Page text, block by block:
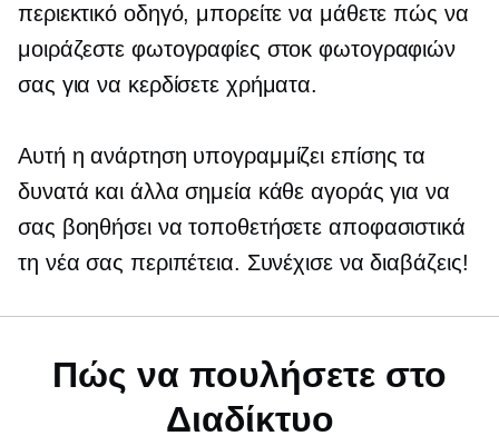
περιεκτικό οδηγό, μπορείτε να μάθετε πώς να
μοιράζεστε φωτογραφίες στοκ φωτογραφιών
σας για να κερδίσετε χρήματα.
Αυτή η ανάρτηση υπογραμμίζει επίσης τα
δυνατά και άλλα σημεία κάθε αγοράς για να
σας βοηθήσει να τοποθετήσετε αποφασιστικά
τη νέα σας περιπέτεια. Συνέχισε να διαβάζεις!
Πώς να πουλήσετε στο
Διαδίκτυο